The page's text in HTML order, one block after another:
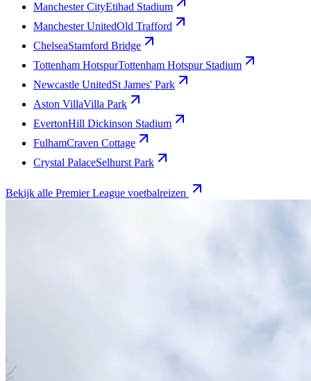
Manchester CityEtihad Stadium
Manchester UnitedOld Trafford
ChelseaStamford Bridge
Tottenham HotspurTottenham Hotspur Stadium
Newcastle UnitedSt James' Park
Aston VillaVilla Park
EvertonHill Dickinson Stadium
FulhamCraven Cottage
Crystal PalaceSelhurst Park
Bekijk alle Premier League voetbalreizen